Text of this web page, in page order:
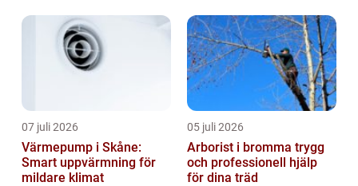
07 juli 2026
Värmepump i Skåne:
Smart uppvärmning för
mildare klimat
05 juli 2026
Arborist i bromma trygg
och professionell hjälp
för dina träd